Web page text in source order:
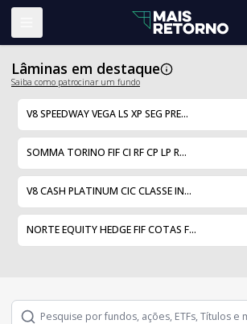
Lâminas em destaque
Saiba como patrocinar um fundo
V8 SPEEDWAY VEGA LS XP SEG PRE...
SOMMA TORINO FIF CI RF CP LP R...
V8 CASH PLATINUM CIC CLASSE IN...
NORTE EQUITY HEDGE FIF COTAS F...